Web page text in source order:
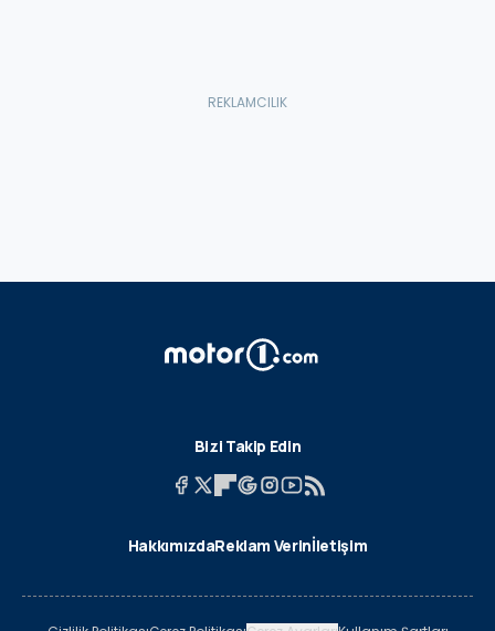
Bizi Takip Edin
HakkımızdaReklam Verinİletişim